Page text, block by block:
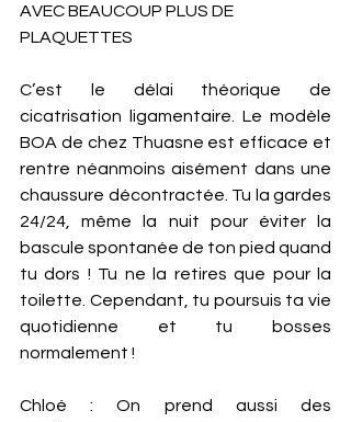
AVEC BEAUCOUP PLUS DE
PLAQUETTES
C’est le délai théorique de
cicatrisation ligamentaire. Le modèle
BOA de chez Thuasne est efficace et
rentre néanmoins aisément dans une
chaussure décontractée. Tu la gardes
24/24, même la nuit pour éviter la
bascule spontanée de ton pied quand
tu dors ! Tu ne la retires que pour la
toilette. Cependant, tu poursuis ta vie
quotidienne et tu bosses
normalement !
Chloé : On prend aussi des